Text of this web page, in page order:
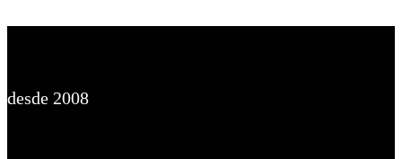
desde 2008